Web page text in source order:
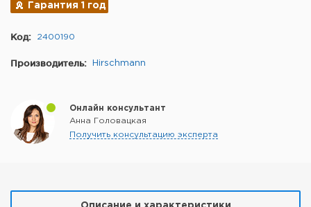
Гарантия 1 год
Код: 2400190
Производитель: Hirschmann
Онлайн консультант
Анна Головацкая
Получить консультацию эксперта